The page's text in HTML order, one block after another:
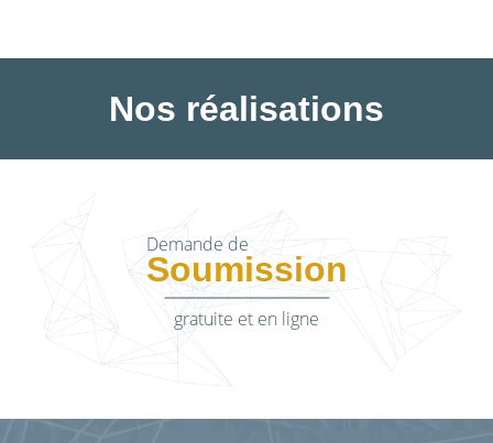
Nos réalisations
Demande de
Soumission
gratuite et en ligne